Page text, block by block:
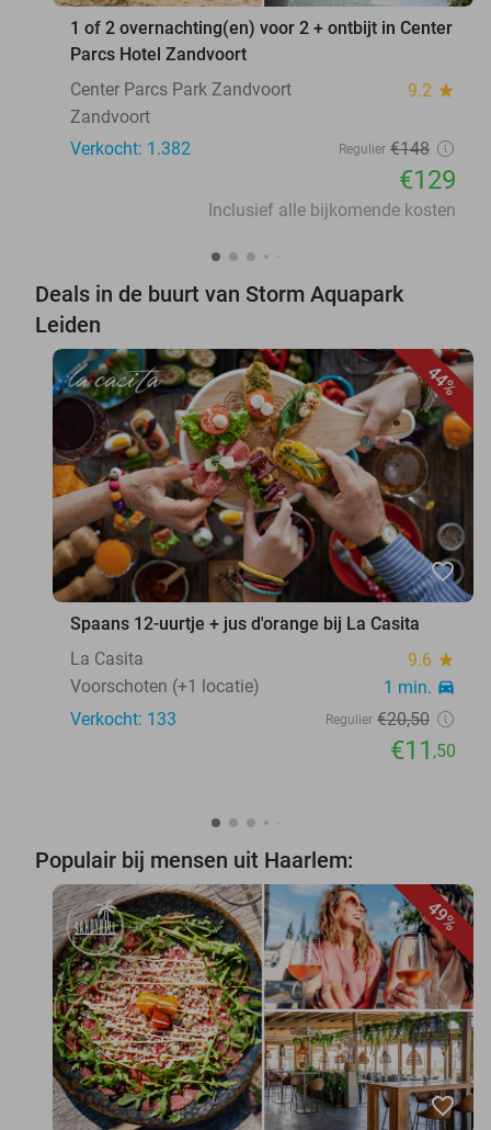
1 of 2 overnachting(en) voor 2 + ontbijt in Center
Parcs Hotel Zandvoort
Center Parcs Park Zandvoort
9.2 star
Zandvoort
Verkocht: 1.382
Regulier €148
€129
Inclusief alle bijkomende kosten
Deals in de buurt van Storm Aquapark
Leiden
44%
favorite_border
Spaans 12-uurtje + jus d'orange bij La Casita
La Casita
9.6 star
Voorschoten (+1 locatie) 1 min. directions_car
Verkocht: 133 Regulier €20,50
€11 ,50
Populair bij mensen uit Haarlem:
49%
favorite_border